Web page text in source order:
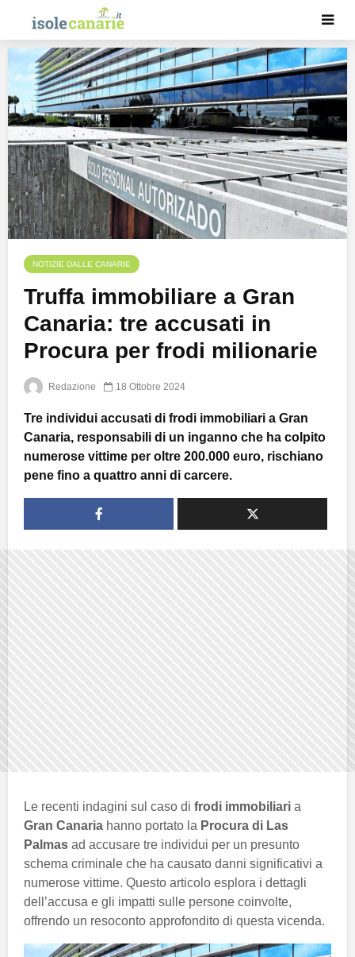
NOTIZIE DALLE CANARIE
Truffa immobiliare a Gran
Canaria: tre accusati in
Procura per frodi milionarie
Redazione 18 Ottobre 2024
Tre individui accusati di frodi immobiliari a Gran
Canaria, responsabili di un inganno che ha colpito
numerose vittime per oltre 200.000 euro, rischiano
pene fino a quattro anni di carcere.
Le recenti indagini sul caso di frodi immobiliari a
Gran Canaria hanno portato la Procura di Las
Palmas ad accusare tre individui per un presunto
schema criminale che ha causato danni significativi a
numerose vittime. Questo articolo esplora i dettagli
dell’accusa e gli impatti sulle persone coinvolte,
offrendo un resoconto approfondito di questa vicenda.